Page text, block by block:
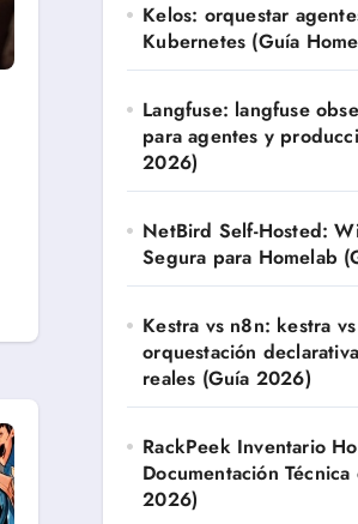
Kelos: orquestar
Kubernetes (Guía
Langfuse: langfuse
para agentes y
2026)
NetBird Self-Hosted:
Segura para Homelab
Kestra vs n8n: kestra
orquestación
reales (Guía 2026)
RackPeek Inventario
Documentación
2026)